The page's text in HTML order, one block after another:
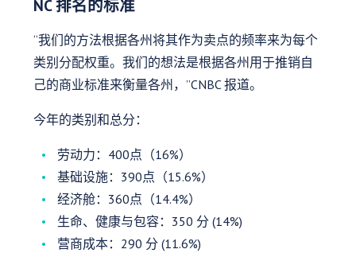
NC 排名的标准
“我们的方法根据各州将其作为卖点的频率来为每个
类别分配权重。我们的想法是根据各州用于推销自
己的商业标准来衡量各州，”CNBC 报道。
今年的类别和总分：
劳动力：400点（16%）
基础设施：390点（15.6%）
经济舱：360点（14.4%）
生命、健康与包容：350 分 (14%)
营商成本：290 分 (11.6%)